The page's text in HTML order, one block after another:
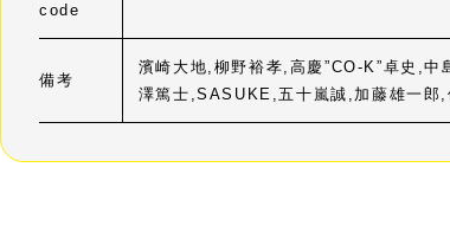
code
備考
濱崎大地,柳野裕孝,高慶”CO-K”卓史,
澤篤士,SASUKE,五十嵐誠,加藤雄一郎